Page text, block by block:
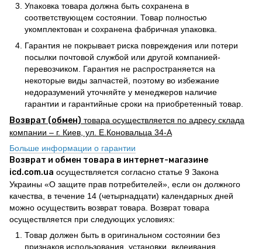
Упаковка товара должна быть сохранена в
соответствующем состоянии. Товар полностью
укомплектован и сохранена фабричная упаковка.
Гарантия не покрывает риска повреждения или потери
посылки почтовой службой или другой компанией-
перевозчиком. Гарантия не распространяется на
некоторые виды запчастей, поэтому во избежание
недоразумений уточняйте у менеджеров наличие
гарантии и гарантийные сроки на приобретенный товар.
Возврат (обмен) товара осуществляется по адресу склада
компании – г. Киев, ул. Е.Коновальца 34-А
Больше информации о гарантии
Возврат и обмен товара в интернет-магазине
icd.com.ua осуществляется согласно статье 9 Закона
Украины «О защите прав потребителей», если он должного
качества, в течение 14 (четырнадцати) календарных дней
можно осуществить возврат товара. Возврат товара
осуществляется при следующих условиях:
Товар должен быть в оригинальном состоянии без
признаков использования, установки, вклеивания,